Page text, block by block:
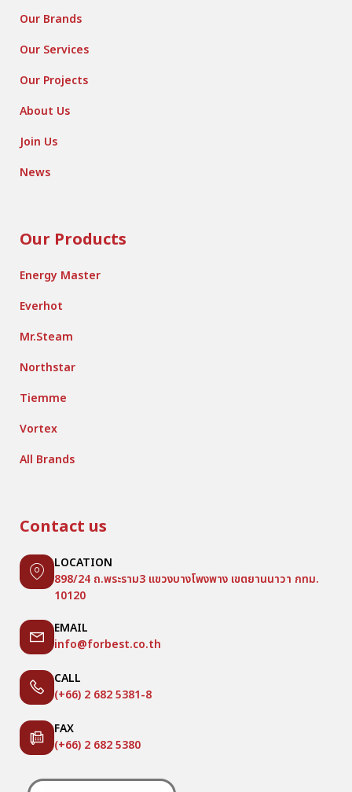
Our Brands
Our Services
Our Projects
About Us
Join Us
News
Our Products
Energy Master
Everhot
Mr.Steam
Northstar
Tiemme
Vortex
All Brands
Contact us
LOCATION
898/24 ถ.พระราม3 แขวงบางโพงพาง เขตยานนาวา กทม.
10120
EMAIL
info@forbest.co.th
CALL
(+66) 2 682 5381-8
FAX
(+66) 2 682 5380